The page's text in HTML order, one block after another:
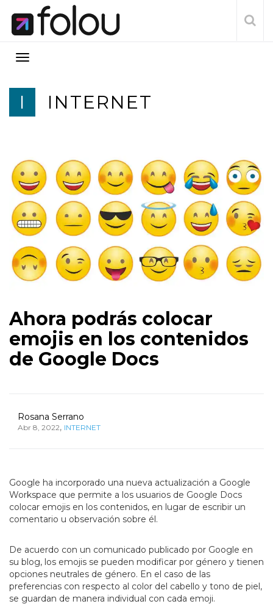
I INTERNET
Ahora podrás colocar
emojis en los contenidos
de Google Docs
Rosana Serrano
Abr 8, 2022, INTERNET
Google ha incorporado una nueva actualización a Google
Workspace que permite a los usuarios de Google Docs
colocar emojis en los contenidos, en lugar de escribir un
comentario u observación sobre él.
De acuerdo con un comunicado publicado por Google en
su blog, los emojis se pueden modificar por género y tienen
opciones neutrales de género. En el caso de las
preferencias con respecto al color del cabello y tono de piel,
se guardan de manera individual con cada emoji.